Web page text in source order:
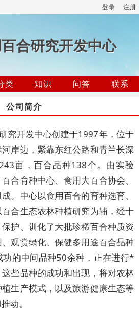
登录 注册
合研究开发中心
类 知识 问答
联系
公司简介
究开发中心创建于1997年，位于
岸边，紧靠东红公路和青兰长深
亩，百合品种138个。由实验
合育种中心、食用大百合协会、
。中心以食用百合的育种选育、
合生态农林种植研究为辅，经十
护、训化了大批珍稀百合种质资
观赏绿化、保健多用途百合品种
的中间品种50余种，正在进行*
些品种的成功和出现，将对农林
生产模式，以及旅游健康生态等
动。